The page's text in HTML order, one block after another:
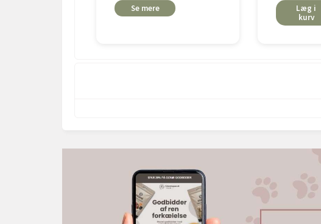
Se mere
Læg i
kurv